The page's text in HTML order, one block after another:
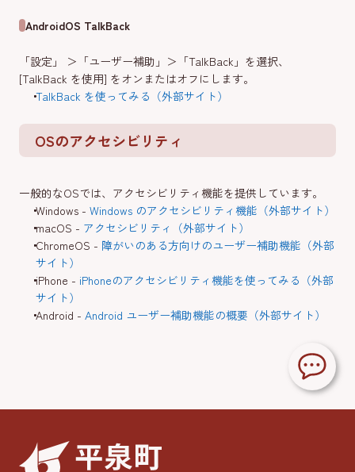
AndroidOS TalkBack
「設定」 ＞「ユーザー補助」＞「TalkBack」を選択、
[TalkBack を使用] をオンまたはオフにします。
TalkBack を使ってみる（外部サイト）
OSのアクセシビリティ
一般的なOSでは、アクセシビリティ機能を提供しています。
Windows - Windows のアクセシビリティ機能（外部サイト）
macOS - アクセシビリティ（外部サイト）
ChromeOS - 障がいのある方向けのユーザー補助機能（外部
サイト）
iPhone - iPhoneのアクセシビリティ機能を使ってみる（外部
サイト）
Android - Android ユーザー補助機能の概要（外部サイト）